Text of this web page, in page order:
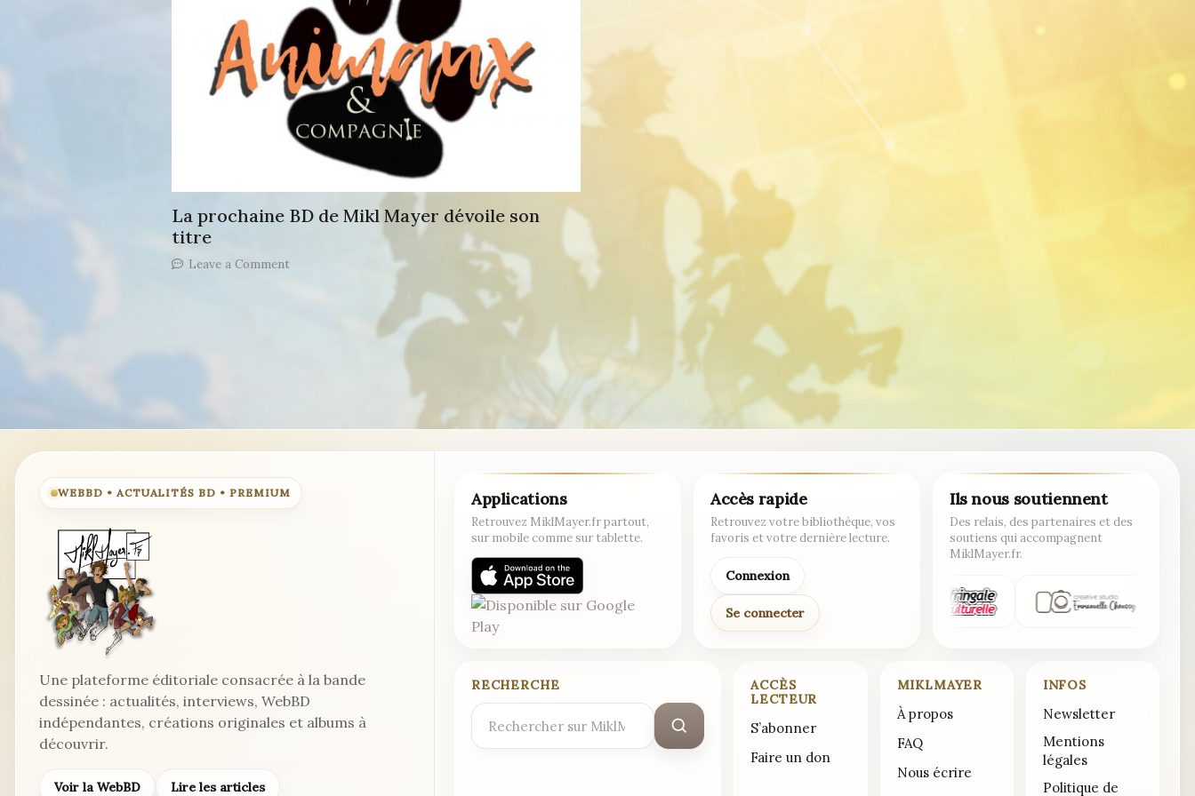
La prochaine BD de Mikl Mayer dévoile son
titre
Leave a Commenton
WEBBD • ACTUALITÉS BD • PREMIUM
Une plateforme éditoriale consacrée à la bande
dessinée : actualités, interviews, WebBD
indépendantes, créations originales et albums à
découvrir.
Voir la WebBD Lire les articles
Applications
Retrouvez MiklMayer.fr partout,
sur mobile comme sur tablette.
Accès rapide
Retrouvez votre bibliothèque, vos
favoris et votre dernière lecture.
Connexion
Se connecter
Ils nous soutiennent
Des relais, des partenaires et des
soutiens qui accompagnent
MiklMayer.fr.
RECHERCHE
Rechercher
ACCÈS
LECTEUR
S’abonner
Faire un don
MIKLMAYER
À propos
FAQ
Nous écrire
INFOS
Newsletter
Mentions
légales
Politique de